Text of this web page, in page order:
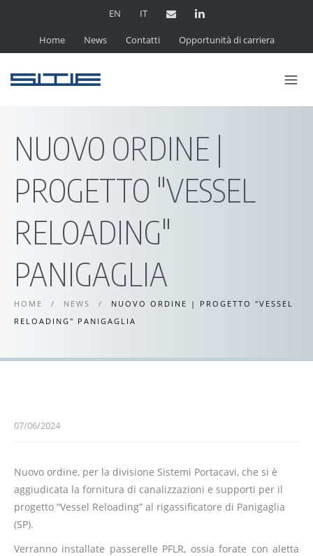
EN IT
Home News Contatti Opportunità di carriera
NUOVO ORDINE |
PROGETTO "VESSEL
RELOADING"
PANIGAGLIA
HOME / NEWS /
NUOVO ORDINE | PROGETTO "VESSEL
RELOADING" PANIGAGLIA
07/06/2024
Nuovo ordine, per la divisione Sistemi Portacavi, che si è
aggiudicata la fornitura di canalizzazioni e supporti per il
progetto “Vessel Reloading” al rigassificatore di Panigaglia
(SP).
Verranno installate passerelle PFLR, ossia forate con aletta